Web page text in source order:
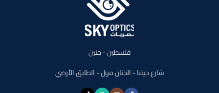
فلسطين - جنين
شارع حيفا - الجنان مول - الطابق الأرضي